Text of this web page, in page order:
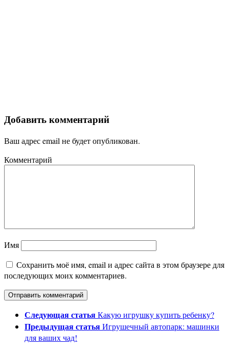
Добавить комментарий
Ваш адрес email не будет опубликован.
Комментарий
Имя
Сохранить моё имя, email и адрес сайта в этом браузере для
последующих моих комментариев.
Следующая статьяКакую игрушку купить ребенку?
Предыдущая статьяИгрушечный автопарк: машинки
для ваших чад!